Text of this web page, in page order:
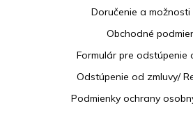
Doručenie a
Obchodné
Formulár pre odstúpenie
Odstúpenie od zmluvy/
Podmienky ochrany